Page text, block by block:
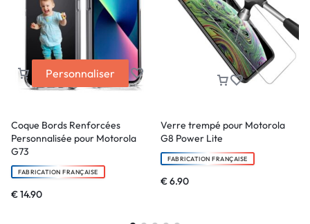
Personnaliser
Coque Bords Renforcées
Personnalisée pour Motorola
G73
FABRICATION FRANÇAISE
€14.90
Verre trempé pour Motorola
G8 Power Lite
FABRICATION FRANÇAISE
€6.90